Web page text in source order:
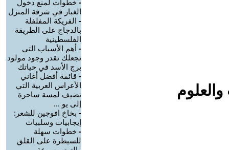
- خطوات لمنع دخول
الغبار في شرفة المنزل
- الفريكة المفلفلة
بالدجاج على الطريقة
الفلسطينية
- أهم الأسباب التي
تجعلك تقدر وجود مولود
برج الأسد في حياتك
- قائمة أفضل أغاني
الأعراس العربية التي
تضيف لمسة ساحرة
إلى يو ...
- بخاخ افوجين للشعر:
إيجابيات وسلبيات
- خطوات سهلة
للسيطرة على القلق